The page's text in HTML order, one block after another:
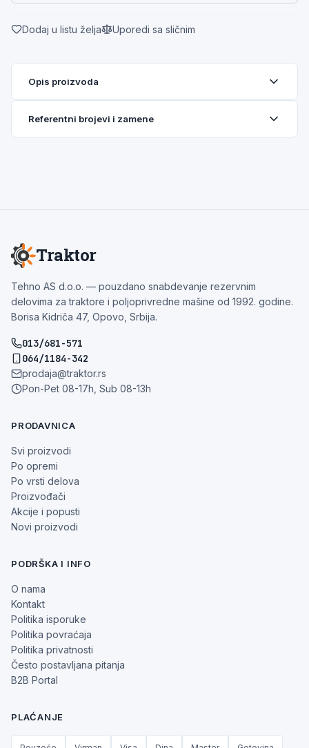
Dodaj u listu želja Uporedi sa sličnim
Opis proizvoda
Referentni brojevi i zamene
Traktor
Tehno AS d.o.o. — pouzdano snabdevanje rezervnim
delovima za traktore i poljoprivredne mašine od 1992. godine.
Borisa Kidriča 47, Opovo, Srbija.
013/681-571
064/1184-342
prodaja@traktor.rs
Pon-Pet 08-17h, Sub 08-13h
PRODAVNICA
Svi proizvodi
Po opremi
Po vrsti delova
Proizvođači
Akcije i popusti
Novi proizvodi
PODRŠKA I INFO
O nama
Kontakt
Politika isporuke
Politika povraćaja
Politika privatnosti
Često postavljana pitanja
B2B Portal
PLAĆANJE